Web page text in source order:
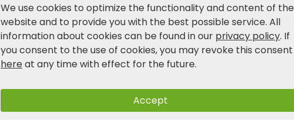
Product and safety informations:
We use cookies to optimize the functionality and content of the
website and to provide you with the best possible service. All
information about cookies can be found in our privacy policy. If
you consent to the use of cookies, you may revoke this consent
here at any time with effect for the future.
Accept